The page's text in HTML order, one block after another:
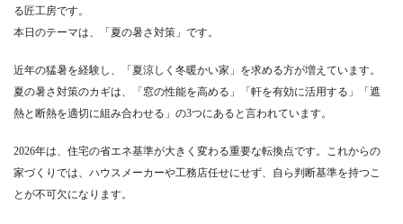
る匠工房です。
本日のテーマは、「夏の暑さ対策」です。
近年の猛暑を経験し、「夏涼しく冬暖かい家」を求める方が増えています。
夏の暑さ対策のカギは、「窓の性能を高める」「軒を有効に活用する」「遮
熱と断熱を適切に組み合わせる」の3つにあると言われています。
2026年は、住宅の省エネ基準が大きく変わる重要な転換点です。これからの
家づくりでは、ハウスメーカーや工務店任せにせず、自ら判断基準を持つこ
とが不可欠になります。